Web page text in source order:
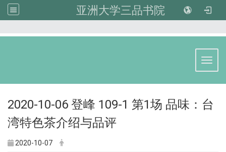
亚洲大学三品书院
2020-10-06 登峰 109-1 第1场 品味：台
湾特色茶介绍与品评
2020-10-07